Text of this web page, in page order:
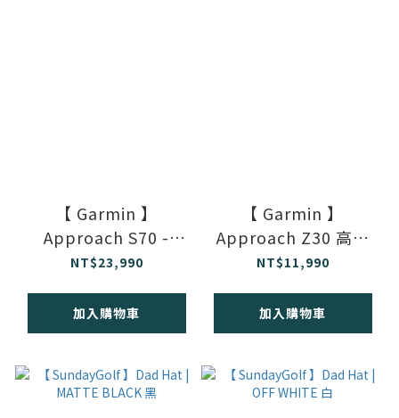
【 Garmin 】
Approach S70 -
47mm 高爾夫GPS腕
NT$23,990
加入購物車
【 Garmin 】
Approach Z30 高爾
夫雷射測距儀
NT$11,990
加入購物車